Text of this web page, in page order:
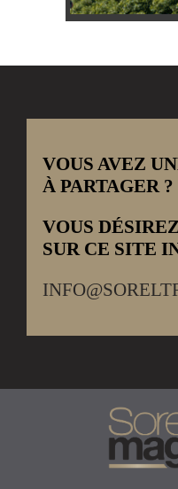
VOUS AVEZ
À PARTAGER ?
VOUS
SUR CE SITE